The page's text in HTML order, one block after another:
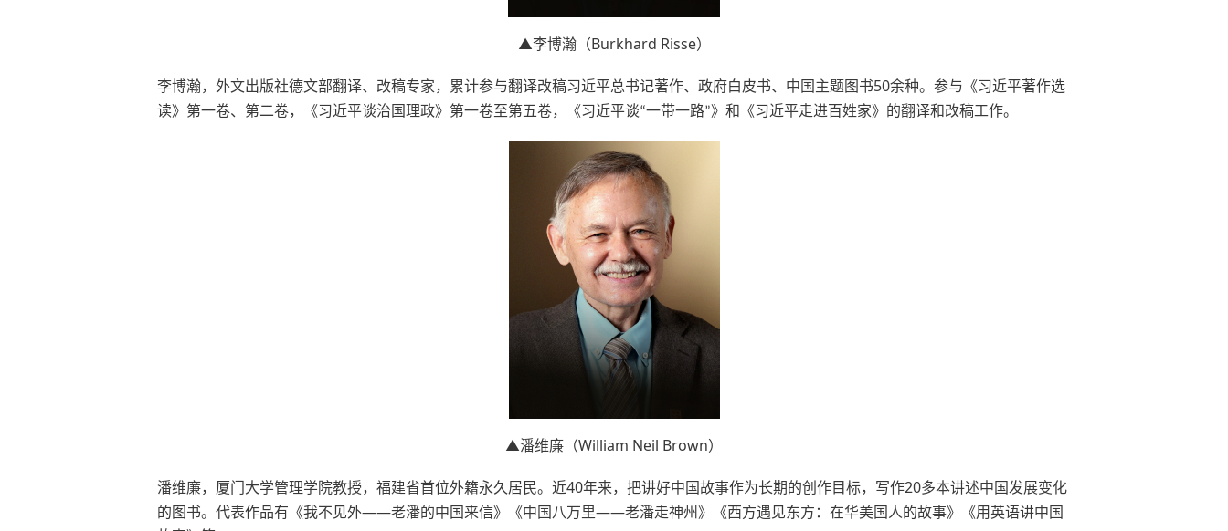
▲李博瀚（Burkhard Risse）
李博瀚， 外文出版社德文部翻译、改稿专家，累计参与翻译改稿习近平总书记著作、政府白皮书、中国主题图书50余种。参与《习近平著作选
读》第一卷、第二卷，《习近平谈治国理政》第一卷至第五卷，《习近平谈“一带一路”》和《习近平走进百姓家》的翻译和改稿工作。
▲潘维廉（William Neil Brown）
潘维廉， 厦门大学管理学院教授，福建省首位外籍永久居民。近40年来，把讲好中国故事作为长期的创作目标，写作20多本讲述中国发展变化
的图书。代表作品有《我不见外——老潘的中国来信》《中国八万里——老潘走神州》《西方遇见东方：在华美国人的故事》《用英语讲中国